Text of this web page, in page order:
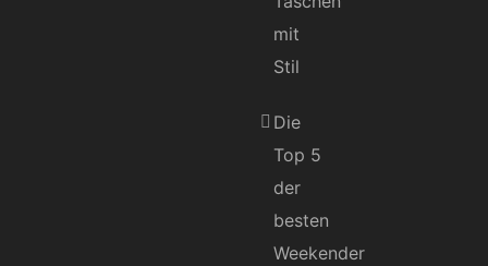
mit
Stil
Die
Top 5
der
besten
Weekender